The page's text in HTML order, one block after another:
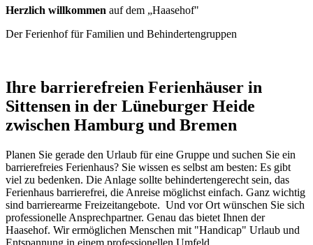
Herzlich willkommen auf dem „Haasehof"
Der Ferienhof für Familien und Behindertengruppen
Ihre barrierefreien Ferienhäuser in
Sittensen in der Lüneburger Heide
zwischen Hamburg und Bremen
Planen Sie gerade den Urlaub für eine Gruppe und suchen Sie ein
barrierefreies Ferienhaus? Sie wissen es selbst am besten: Es gibt
viel zu bedenken. Die Anlage sollte behindertengerecht sein, das
Ferienhaus barrierefrei, die Anreise möglichst einfach. Ganz wichtig
sind barrierearme Freizeitangebote. Und vor Ort wünschen Sie sich
professionelle Ansprechpartner. Genau das bietet Ihnen der
Haasehof. Wir ermöglichen Menschen mit "Handicap" Urlaub und
Entspannung in einem professionellen Umfeld.